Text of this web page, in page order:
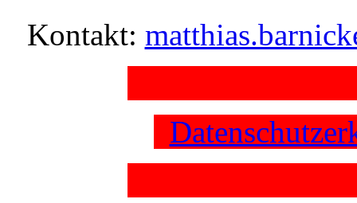
Kontakt: